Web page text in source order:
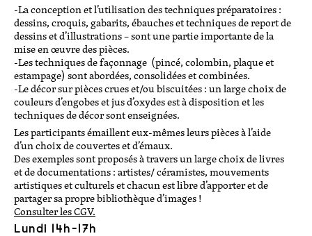
modelage
tournage
Session d’été tournage 12h
cours enfants/ados
stages
stages de modelage
Session d’été modelage //summer session
modeling
stage de modelage 2h
stage de modelage 7 h
motifs et illustrations à l’engobe 10h
terres mêlées : nérikomi/incrustation 7h
-La conception et l’utilisation des techniques préparatoires :
dessins, croquis, gabarits, ébauches et techniques de report de
dessins et d’illustrations – sont une partie importante de la
mise en œuvre des pièces.
-Les techniques de façonnage (pincé, colombin, plaque et
estampage) sont abordées, consolidées et combinées.
-Le décor sur pièces crues et/ou biscuitées :un large choix de
couleurs d’engobes et jus d’oxydes est à disposition et les
techniques de décor sont enseignées.
Les participants émaillent eux-mêmes leurs pièces à l’aide
d’un choix de couvertes et d’émaux.
Des exemples sont proposés à travers un large choix de livres
et de documentations: artistes/ céramistes, mouvements
artistiques et culturels et chacun est libre d’apporter et de
partager sa propre bibliothèque d’images !
Consulter les CGV.
Lundi 14h-17h